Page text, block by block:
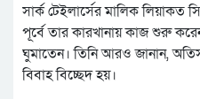
সার্ক টেইলার্সের মালিক
পূর্বে তার কারখানায় কাজ শুরু
ঘুমাতেন। তিনি আরও জানান,
বিবাহ বিচ্ছেদ হয়।